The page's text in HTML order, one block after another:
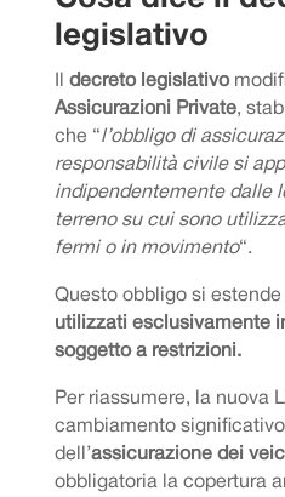
legislativo
decreto legislativo
Assicurazioni Private,
che “l’obbligo di
responsabilità civile si
indipendentemente dalle
terreno su cui sono
fermi o in movimento“.
Questo obbligo si estende
utilizzati esclusivamente
soggetto a restrizioni.
Per riassumere, la nuova
cambiamento
dell’assicurazione dei
obbligatoria la copertura